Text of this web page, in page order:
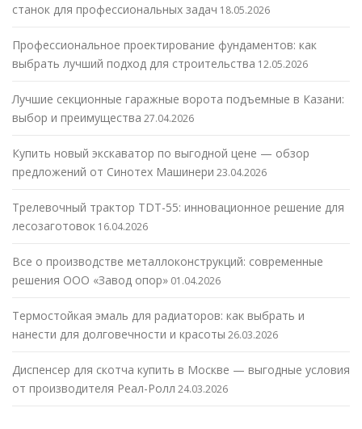
станок для профессиональных задач 18.05.2026
Профессиональное проектирование фундаментов: как
выбрать лучший подход для строительства 12.05.2026
Лучшие секционные гаражные ворота подъемные в Казани:
выбор и преимущества 27.04.2026
Купить новый экскаватор по выгодной цене — обзор
предложений от Синотех Машинери 23.04.2026
Трелевочный трактор TDT-55: инновационное решение для
лесозаготовок 16.04.2026
Все о производстве металлоконструкций: современные
решения ООО «Завод опор» 01.04.2026
Термостойкая эмаль для радиаторов: как выбрать и
нанести для долговечности и красоты 26.03.2026
Диспенсер для скотча купить в Москве — выгодные условия
от производителя Реал-Ролл 24.03.2026